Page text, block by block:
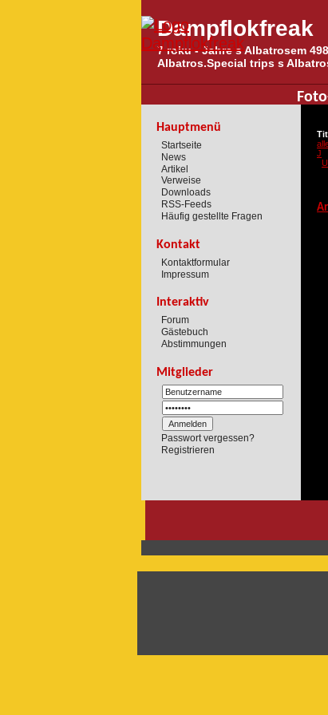
Dampflokfreak
7 roku - Jahre s Albatrosem
Albatros.Special trips s
Hauptmenü
Startseite
News
Artikel
Verweise
Downloads
RSS-Feeds
Häufig gestellte Fragen
Kontakt
Kontaktformular
Impressum
Interaktiv
Forum
Gästebuch
Abstimmungen
Mitglieder
Passwort vergessen?
Registrieren
J
U